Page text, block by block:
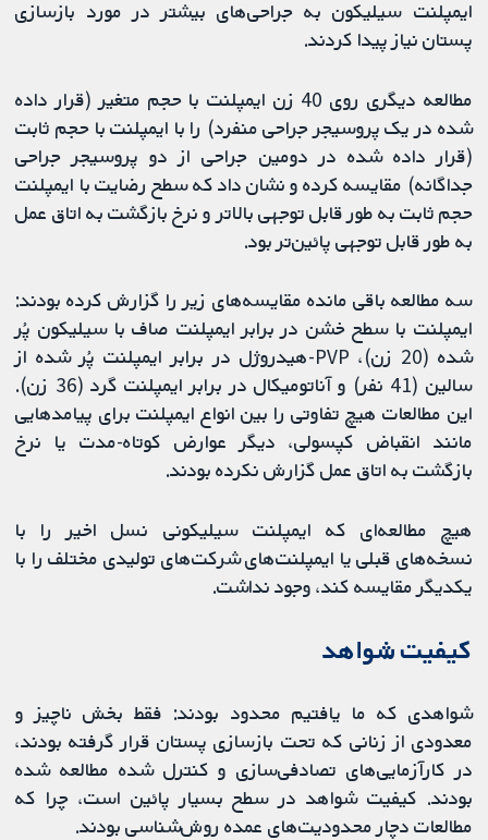
ایمپلنت سیلیکون به جراحی‌های بیشتر در مورد بازسازی
پستان نیاز پیدا کردند.
مطالعه دیگری روی 40 زن ایمپلنت با حجم متغیر (قرار داده
شده در یک پروسیجر جراحی منفرد) را با ایمپلنت با حجم ثابت
(قرار داده شده در دومین جراحی از دو پروسیجر جراحی
جداگانه) مقایسه کرده و نشان داد که سطح رضایت با ایمپلنت
حجم ثابت به طور قابل توجهی بالاتر و نرخ بازگشت به اتاق عمل
به طور قابل توجهی پائین‌تر بود.
سه مطالعه باقی مانده مقایسه‌های زیر را گزارش کرده بودند:
ایمپلنت با سطح خشن در برابر ایمپلنت صاف با سیلیکون پُر
شده (20 زن)، PVP-هیدروژل در برابر ایمپلنت پُر شده از
سالین (41 نفر) و آناتومیکال در برابر ایمپلنت گرد (36 زن).
این مطالعات هیچ تفاوتی را بین انواع ایمپلنت برای پیامدهایی
مانند انقباض کپسولی، دیگر عوارض کوتاه-مدت یا نرخ
بازگشت به اتاق عمل گزارش نکرده بودند.
هیچ مطالعه‌ای که ایمپلنت سیلیکونی نسل اخیر را با
نسخه‌های قبلی یا ایمپلنت‌های شرکت‌های تولیدی مختلف را با
یکدیگر مقایسه کند، وجود نداشت.
کیفیت شواهد
شواهدی که ما یافتیم محدود بودند: فقط بخش ناچیز و
معدودی از زنانی که تحت بازسازی پستان قرار گرفته بودند،
در کارآزمایی‌های تصادفی‌سازی و کنترل شده مطالعه شده
بودند. کیفیت شواهد در سطح بسیار پائین است، چرا که
مطالعات دچار محدودیت‌های عمده روش‌شناسی بودند.